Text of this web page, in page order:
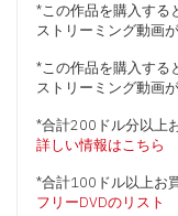
*この作品を購入する
ストリーミング動画
*この作品を購入する
ストリーミング動画
*合計200ドル分以上
詳しい情報はこちら
*合計100ドル以上お
フリーDVDのリスト